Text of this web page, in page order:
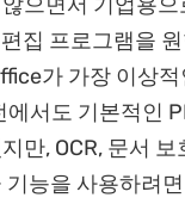
집 프로그램을
가 가장 이상적
에서도 기본적인
만, OCR, 문서 보
기능을 사용하려